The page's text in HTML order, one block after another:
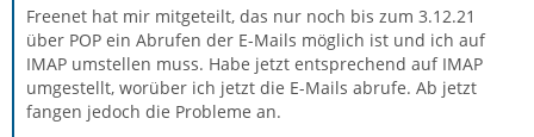
Freenet hat mir mitgeteilt, das nur noch bis zum 3.12.21
über POP ein Abrufen der E-Mails möglich ist und ich auf
IMAP umstellen muss. Habe jetzt entsprechend auf IMAP
umgestellt, worüber ich jetzt die E-Mails abrufe. Ab jetzt
fangen jedoch die Probleme an.